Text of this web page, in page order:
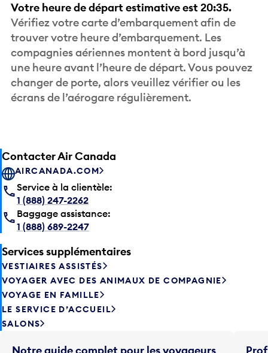
Votre heure de départ estimative est 20:35.
Vérifiez votre carte d’embarquement afin de
trouver votre heure d’embarquement. Les
compagnies aériennes montent à bord jusqu’à
une heure avant l’heure de départ. Vous pouvez
changer de porte, alors veuillez vérifier ou les
écrans de l’aérogare régulièrement.
Contacter Air Canada
AIRCANADA.COM
Service à la clientèle:
1 (888) 247-2262
Baggage assistance:
1 (888) 689-2247
Services supplémentaires
VESTIAIRES ASSISTÉS
VOYAGER AVEC DES ANIMAUX DE COMPAGNIE
VOYAGE EN FAMILLE
LE SERVICE D’ACCUEIL
SALONS